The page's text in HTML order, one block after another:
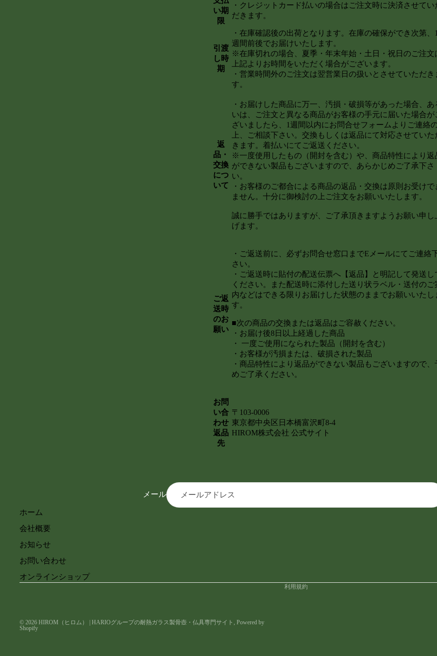
い期
限
・クレジットカード払いの場合はご注文時に決済させてい
だきます。
引渡
し時
期
・在庫確認後の出荷となります。在庫の確保ができ次第、
1
週間前後でお届けいたします。
※在庫切れの場合、夏季・年末年始・土日・祝日のご注文
上記よりお時間をいただく場合がございます。
・営業時間外のご注文は翌営業日の扱いとさせていただき
す。
返
品・
交換
につ
いて
・お届けした商品に万一、汚損・破損等があった場合、あ
いは、ご注文と異なる商品がお客様の手元に届いた場合が
ざいましたら、1週間以内にお問合せフォームよりご連絡
上、ご相談下さい。交換もしくは返品にて対応させていた
きます。着払いにてご返送ください。
※一度使用したもの（開封を含む）や、商品特性により返
ができない製品もございますので、あらかじめご了承下さ
い。
・お客様のご都合による商品の返品・交換は原則お受けで
ません。十分に御検討の上ご注文をお願いいたします。
誠に勝手ではありますが、ご了承頂きますようお願い申し
げます。
ご返
送時
のお
願い
・ご返送前に、必ずお問合せ窓口までEメールにてご連絡
さい。
・ ご返送時に貼付の配送伝票へ 【返品】と明記して発送し
ください。また配送時に添付した送り状ラベル・送付のご
内などはできる限りお届けした状態のままでお願いいたし
す。
■次の商品の交換または返品はご容赦ください。
・お届け後8 日以上経過した商品
・ 一度ご使用になられた製品（開封を含む）
・お客様が汚損または、破損された製品
・商品特性により返品ができない製品もございますので、
めご了承ください。
お問
い合
わせ
返品
先
〒 103-0006
東京都中央区日本橋富沢町8-4
HIROM株式会社 公式サイト
メール
ホーム
会社概要
お知らせ
お問い合わせ
オンラインショップ
© 2026 HIROM（ヒロム） | HARIOグループの耐熱ガラス製骨壺・仏具専門サイト , Powered by
Shopify
利用規約